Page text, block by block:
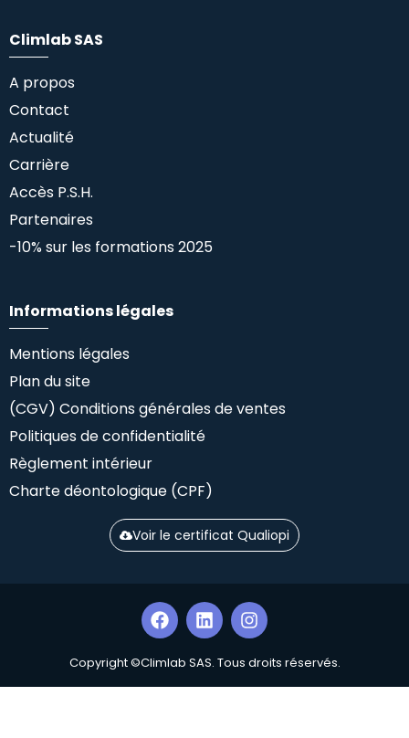
Climlab SAS
A propos
Contact
Actualité
Carrière
Accès P.S.H.
Partenaires
-10% sur les formations 2025
Informations légales
Mentions légales
Plan du site
(CGV) Conditions générales de ventes
Politiques de confidentialité
Règlement intérieur
Charte déontologique (CPF)
Voir le certificat Qualiopi
Copyright ©Climlab SAS. Tous droits réservés.